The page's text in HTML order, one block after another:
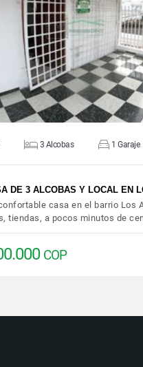
VER DETALLES
3 Alcobas 1 Garaje
DE 3 ALCOBAS Y LOCAL EN
casa en el barrio Los
tiendas, a pocos minutos de
COP